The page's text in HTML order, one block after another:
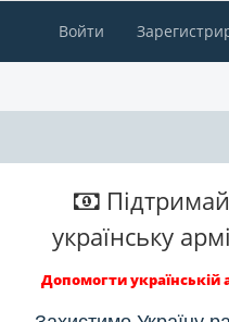
Войти
Підтримай
українську
Допомогти українській